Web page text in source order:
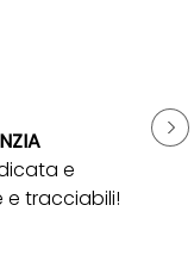
e
e tracciabili!